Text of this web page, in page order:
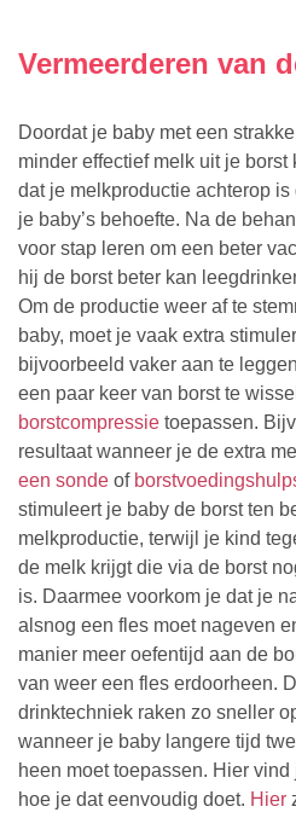
Vermeerderen van
Doordat je baby met een
minder effectief melk uit je
dat je melkproductie achterop
je baby’s behoefte. Na de
voor stap leren om een beter
hij de borst beter kan
Om de productie weer af te
baby, moet je vaak extra
bijvoorbeeld vaker aan te
een paar keer van borst te
borstcompressie toepassen.
resultaat wanneer je de extra
een sonde of
stimuleert je baby de borst ten
melkproductie, terwijl je kind
de melk krijgt die via de borst
is. Daarmee voorkom je dat je
alsnog een fles moet nageven
manier meer oefentijd aan de
van weer een fles erdoorheen.
drinktechniek raken zo sneller
wanneer je baby langere tijd
heen moet toepassen. Hier vind
hoe je dat eenvoudig doet. Hier